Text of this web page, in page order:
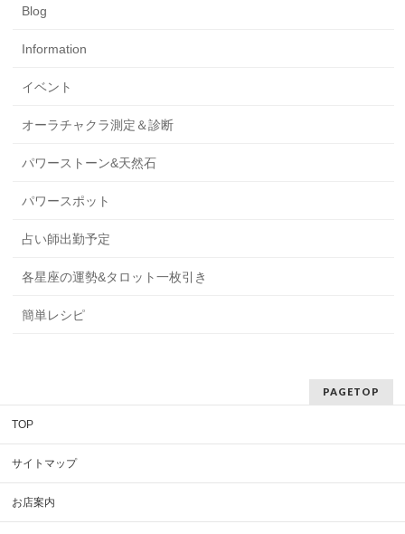
Blog
Information
イベント
オーラチャクラ測定＆診断
パワーストーン&天然石
パワースポット
占い師出勤予定
各星座の運勢&タロット一枚引き
簡単レシピ
PAGETOP
TOP
サイトマップ
お店案内